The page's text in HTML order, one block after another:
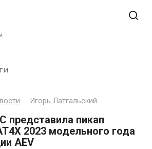
Игорь Латгальский
представила пикап
2023 модельного года
AEV